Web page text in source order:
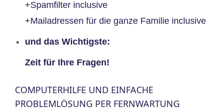
+Spamfilter inclusive
+Mailadressen für die ganze Familie inclusive
und das Wichtigste:
Zeit für Ihre Fragen!
COMPUTERHILFE UND EINFACHE
PROBLEMLÖSUNG PER FERNWARTUNG